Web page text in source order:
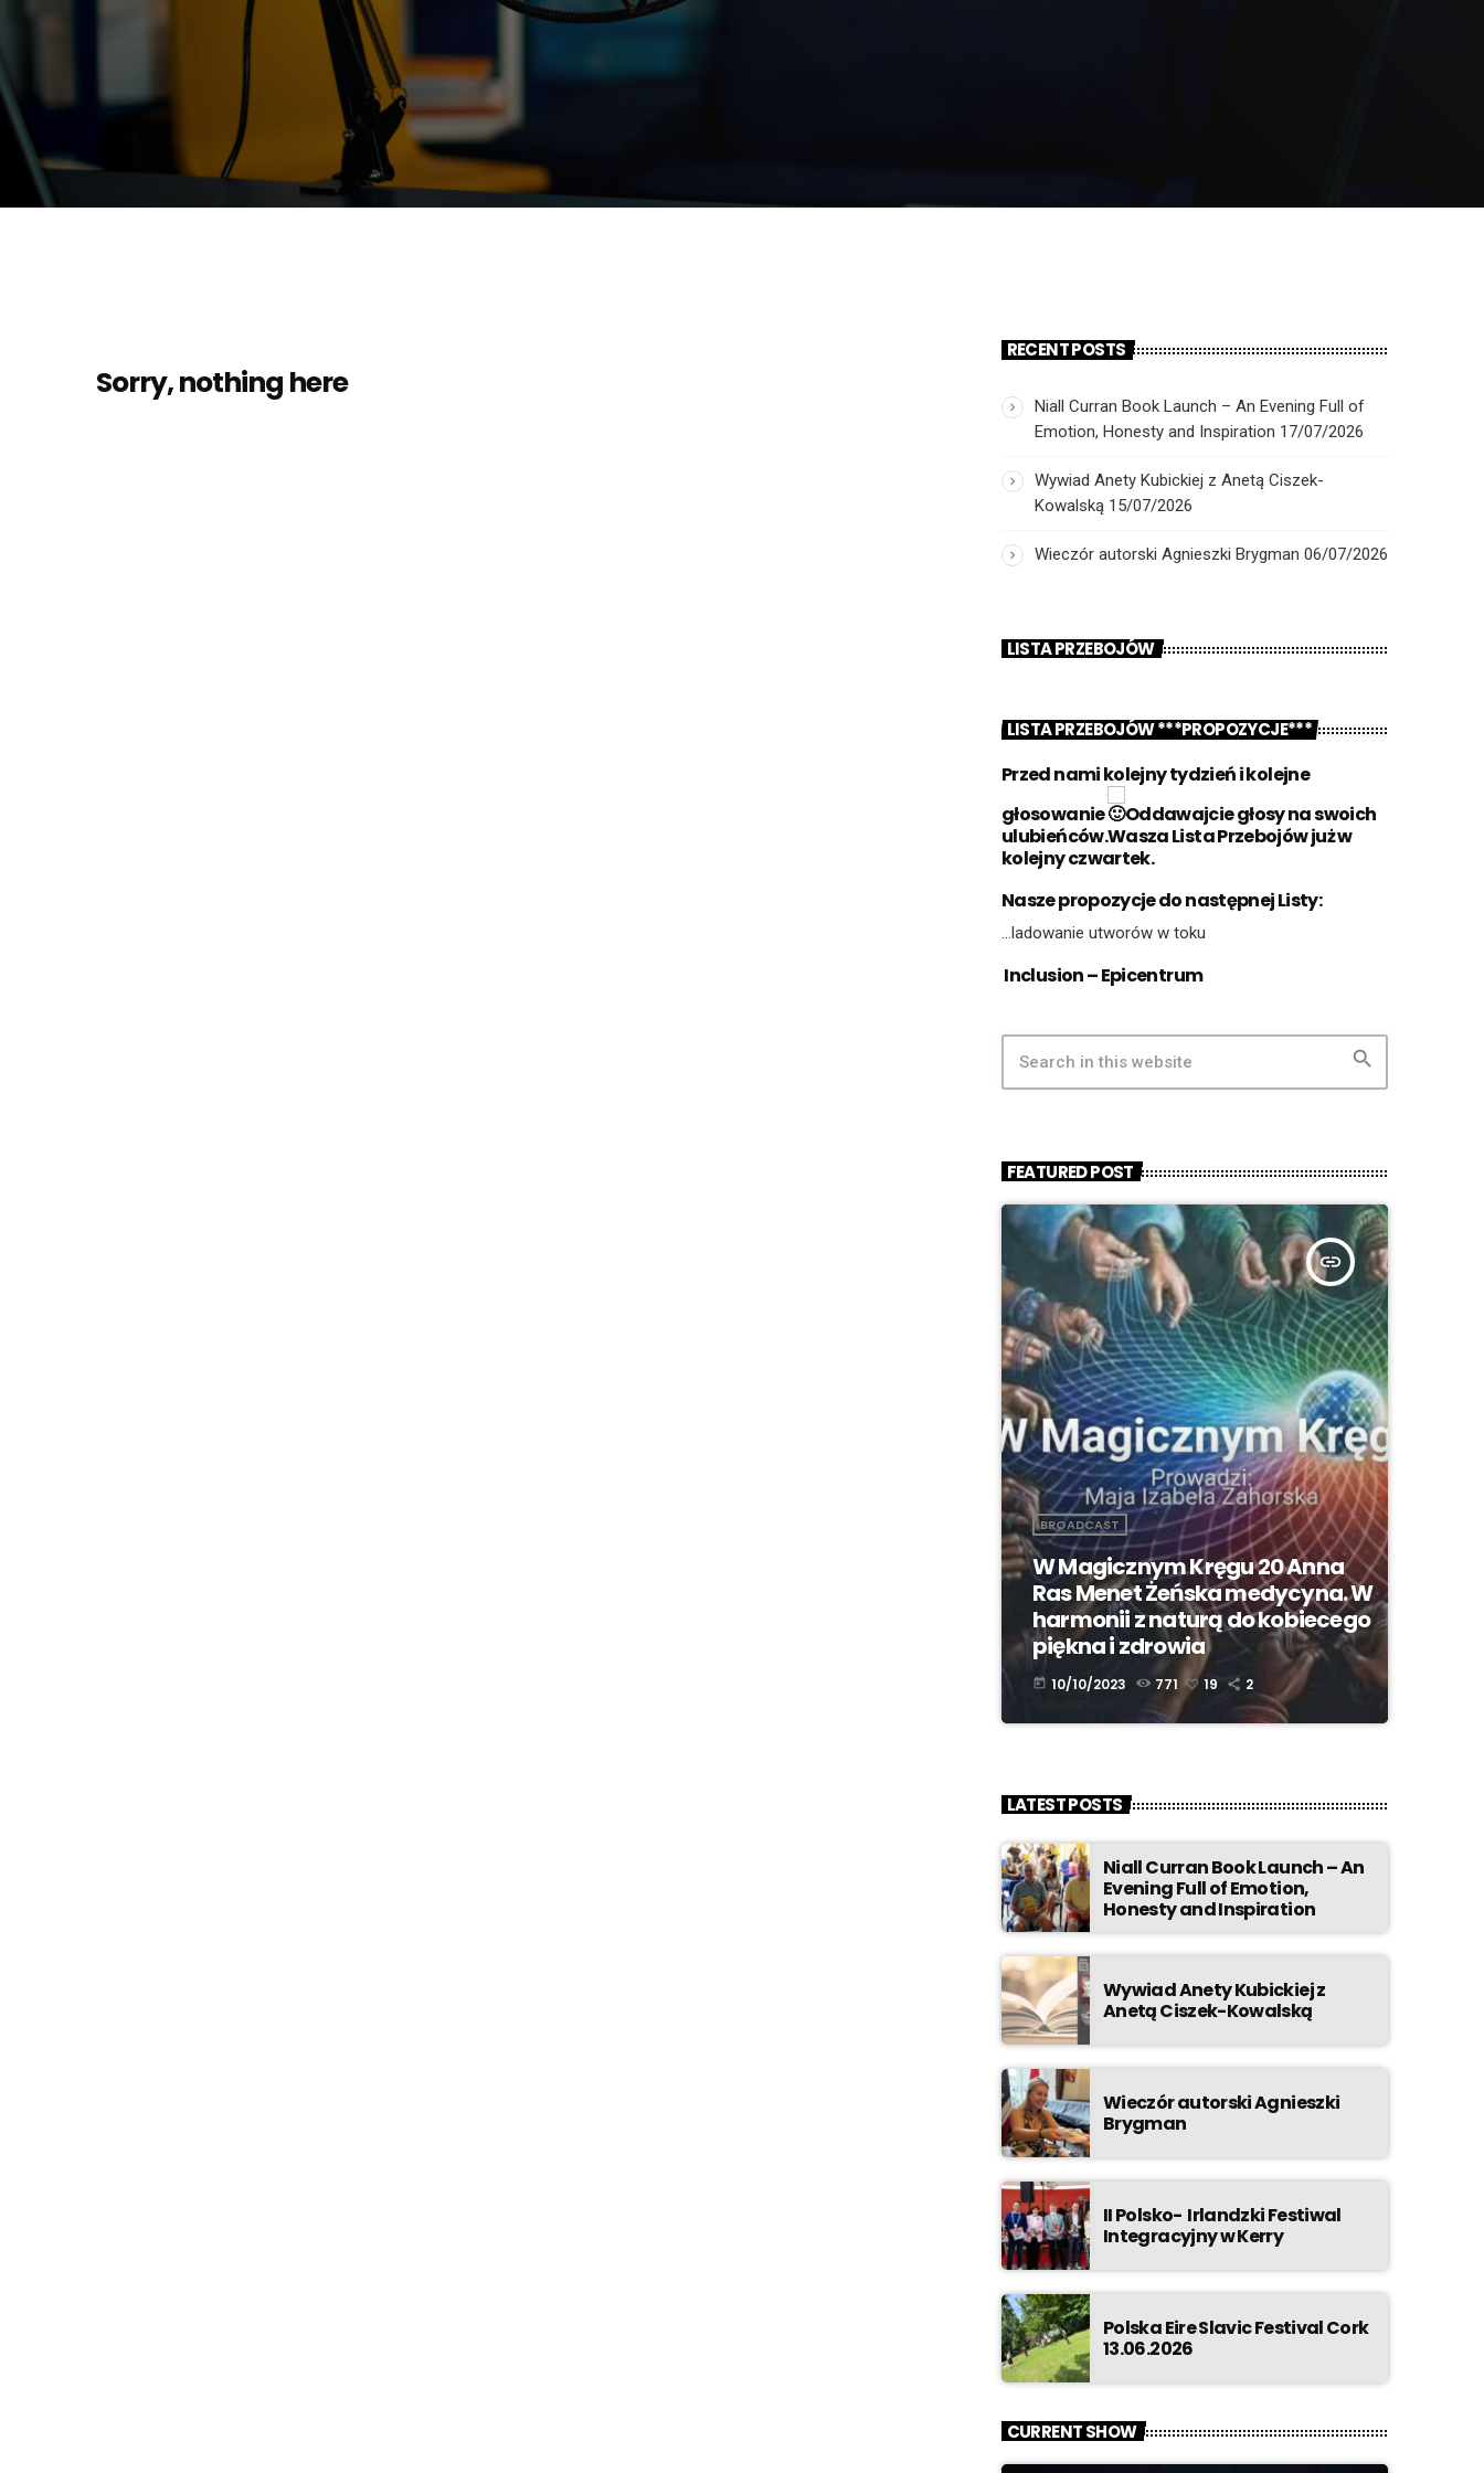
Sorry, nothing here
RECENT POSTS
Niall Curran Book Launch – An Evening Full of
Emotion, Honesty and Inspiration 17/07/2026
Wywiad Anety Kubickiej z Anetą Ciszek-
Kowalską 15/07/2026
Wieczór autorski Agnieszki Brygman 06/07/2026
LISTA PRZEBOJÓW
LISTA PRZEBOJÓW ***PROPOZYCJE***
Przed nami kolejny tydzień i kolejne
głosowanie
Oddawajcie głosy na swoich
ulubieńców.Wasza Lista Przebojów już w
kolejny czwartek.
Nasze propozycje do następnej Listy:
…ladowanie utworów w toku
Inclusion – Epicentrum
search
FEATURED POST
insert_link
BROADCAST
W Magicznym Kręgu 20 Anna
Ras Menet Żeńska medycyna. W
harmonii z naturą do kobiecego
piękna i zdrowia
today 10/10/2023 771 19 2
LATEST POSTS
Niall Curran Book Launch – An
Evening Full of Emotion,
Honesty and Inspiration
Wywiad Anety Kubickiej z
Anetą Ciszek-Kowalską
Wieczór autorski Agnieszki
Brygman
II Polsko- Irlandzki Festiwal
Integracyjny w Kerry
Polska Eire Slavic Festival Cork
13.06.2026
CURRENT SHOW